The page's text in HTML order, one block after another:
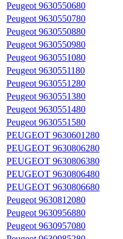
Peugeot 9630550680
Peugeot 9630550780
Peugeot 9630550880
Peugeot 9630550980
Peugeot 9630551080
Peugeot 9630551180
Peugeot 9630551280
Peugeot 9630551380
Peugeot 9630551480
Peugeot 9630551580
PEUGEOT 9630601280
PEUGEOT 9630806280
PEUGEOT 9630806380
PEUGEOT 9630806480
PEUGEOT 9630806680
Peugeot 9630812080
Peugeot 9630956880
Peugeot 9630957080